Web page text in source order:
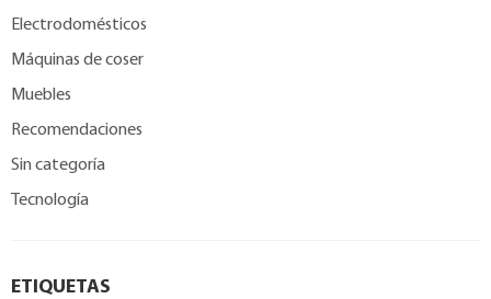
Electrodomésticos
Máquinas de coser
Muebles
Recomendaciones
Sin categoría
Tecnología
ETIQUETAS